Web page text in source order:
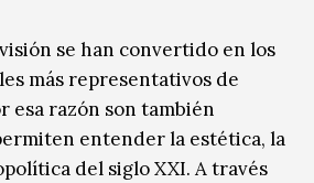
se han convertido en los
más representativos de
esa razón son también
entender la estética, la
del siglo XXI. A través